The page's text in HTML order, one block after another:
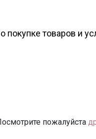
покупке товаров и
пожалуйста